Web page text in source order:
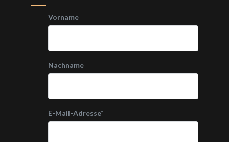
Vorname
Nachname
E-Mail-Adresse*